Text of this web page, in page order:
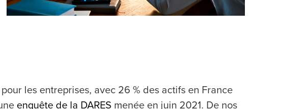
les entreprises, avec 26 % des actifs en France
enquête de la DARES menée en juin 2021. De nos